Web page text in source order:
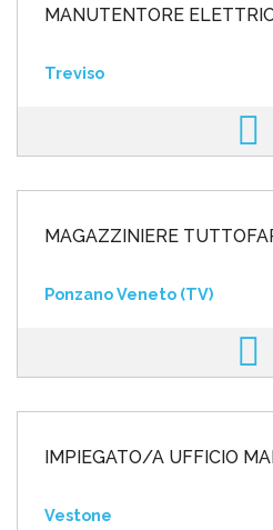
MANUTENTORE
Treviso
MAGAZZINIERE
Ponzano Veneto (TV)
IMPIEGATO/A UFFICIO
Vestone